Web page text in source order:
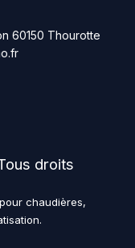
60150 Thourotte
droits
chaudières,